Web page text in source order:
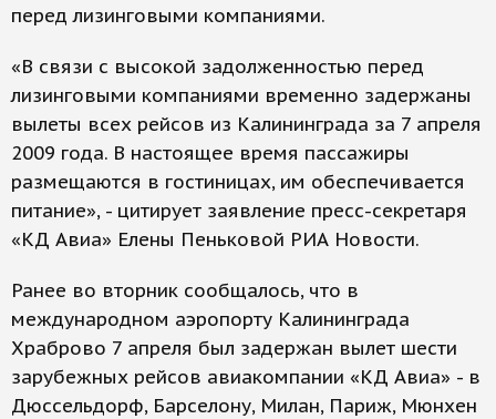
перед лизинговыми компаниями.
«В связи с высокой задолженностью перед
лизинговыми компаниями временно задержаны
вылеты всех рейсов из Калининграда за 7 апреля
2009 года. В настоящее время пассажиры
размещаются в гостиницах, им обеспечивается
питание», - цитирует заявление пресс-секретаря
«КД Авиа» Елены Пеньковой РИА Новости.
Ранее во вторник сообщалось, что в
международном аэропорту Калининграда
Храброво 7 апреля был задержан вылет шести
зарубежных рейсов авиакомпании «КД Авиа» - в
Дюссельдорф, Барселону, Милан, Париж, Мюнхен